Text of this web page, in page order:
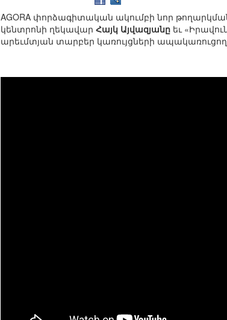
AGORA փորձագիտական ակումբի նոր
կենտրոնի ղեկավար Հայկ Այվազյանը եւ
արեւմտյան տարբեր կառույցների